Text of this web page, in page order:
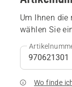
Um Ihnen
wählen Sie
Wo finde